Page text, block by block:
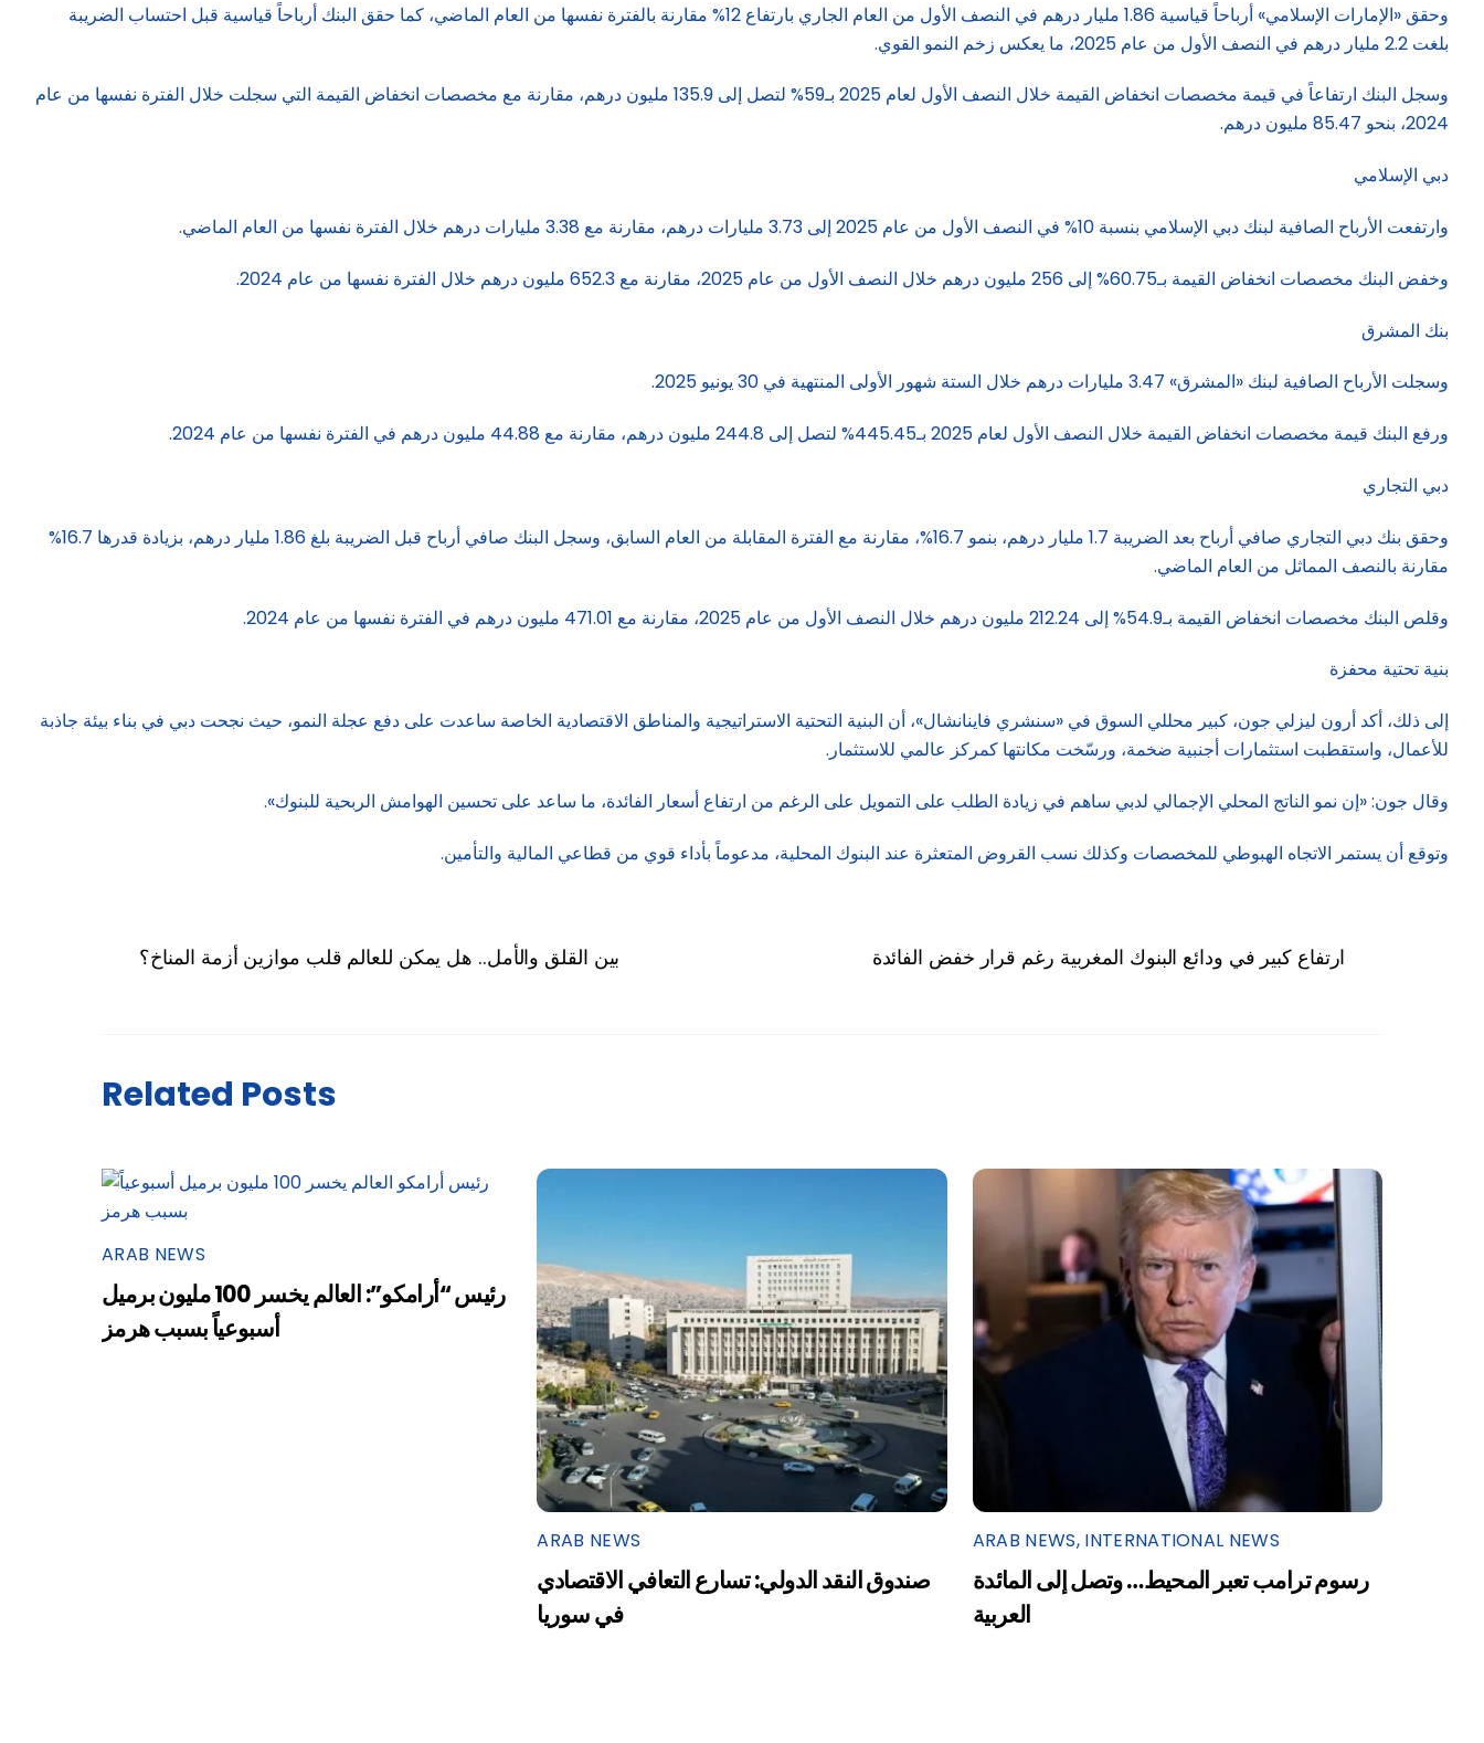
وحقق «الإمارات الإسلامي» أرباحاً قياسية 1.86 مليار درهم في النصف الأول من العام الجاري بارتفاع 12% مقارنة بالفترة نفسها من العام الماضي، كما حقق البنك أرباحاً قياسية قبل احتساب الضريبة
بلغت 2.2 مليار درهم في النصف الأول من عام 2025، ما يعكس زخم النمو القوي.
وسجل البنك ارتفاعاً في قيمة مخصصات انخفاض القيمة خلال النصف الأول لعام 2025 بـ59% لتصل إلى 135.9 مليون درهم، مقارنة مع مخصصات انخفاض القيمة التي سجلت خلال الفترة نفسها من عام
2024، بنحو 85.47 مليون درهم.
دبي الإسلامي
وارتفعت الأرباح الصافية لبنك دبي الإسلامي بنسبة 10% في النصف الأول من عام 2025 إلى 3.73 مليارات درهم، مقارنة مع 3.38 مليارات درهم خلال الفترة نفسها من العام الماضي.
وخفض البنك مخصصات انخفاض القيمة بـ60.75% إلى 256 مليون درهم خلال النصف الأول من عام 2025، مقارنة مع 652.3 مليون درهم خلال الفترة نفسها من عام 2024.
بنك المشرق
وسجلت الأرباح الصافية لبنك «المشرق» 3.47 مليارات درهم خلال الستة شهور الأولى المنتهية في 30 يونيو 2025.
ورفع البنك قيمة مخصصات انخفاض القيمة خلال النصف الأول لعام 2025 بـ445.45% لتصل إلى 244.8 مليون درهم، مقارنة مع 44.88 مليون درهم في الفترة نفسها من عام 2024.
دبي التجاري
وحقق بنك دبي التجاري صافي أرباح بعد الضريبة 1.7 مليار درهم، بنمو 16.7%، مقارنة مع الفترة المقابلة من العام السابق، وسجل البنك صافي أرباح قبل الضريبة بلغ 1.86 مليار درهم، بزيادة قدرها 16.7%
مقارنة بالنصف المماثل من العام الماضي.
وقلص البنك مخصصات انخفاض القيمة بـ54.9% إلى 212.24 مليون درهم خلال النصف الأول من عام 2025، مقارنة مع 471.01 مليون درهم في الفترة نفسها من عام 2024.
بنية تحتية محفزة
إلى ذلك، أكد أرون ليزلي جون، كبير محللي السوق في «سنشري فاينانشال»، أن البنية التحتية الاستراتيجية والمناطق الاقتصادية الخاصة ساعدت على دفع عجلة النمو، حيث نجحت دبي في بناء بيئة جاذبة
للأعمال، واستقطبت استثمارات أجنبية ضخمة، ورسّخت مكانتها كمركز عالمي للاستثمار.
وقال جون: «إن نمو الناتج المحلي الإجمالي لدبي ساهم في زيادة الطلب على التمويل على الرغم من ارتفاع أسعار الفائدة، ما ساعد على تحسين الهوامش الربحية للبنوك».
وتوقع أن يستمر الاتجاه الهبوطي للمخصصات وكذلك نسب القروض المتعثرة عند البنوك المحلية، مدعوماً بأداء قوي من قطاعي المالية والتأمين.
بين القلق والأمل.. هل يمكن للعالم قلب موازين أزمة المناخ؟ ارتفاع كبير في ودائع البنوك المغربية رغم قرار خفض الفائدة
Related Posts
ARAB NEWS
رئيس “أرامكو”: العالم يخسر 100 مليون برميل
أسبوعياً بسبب هرمز
ARAB NEWS
صندوق النقد الدولي: تسارع التعافي الاقتصادي
في سوريا
ARAB NEWS, INTERNATIONAL NEWS
رسوم ترامب تعبر المحيط… وتصل إلى المائدة
العربية